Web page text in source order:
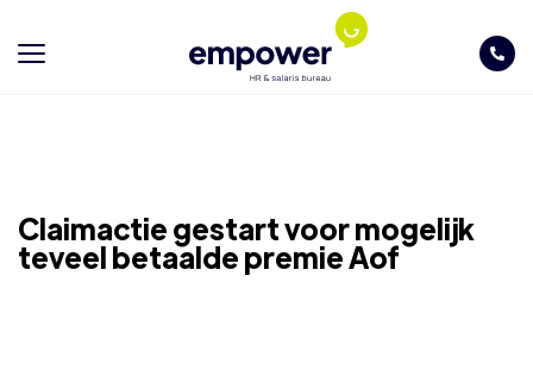
Claimactie gestart voor mogelijk
teveel betaalde premie Aof